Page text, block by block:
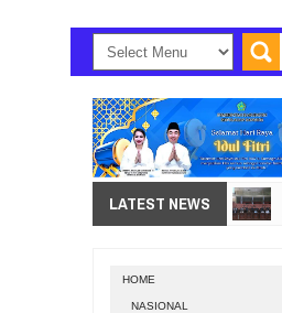
LATEST NEWS
HOME
NASIONAL